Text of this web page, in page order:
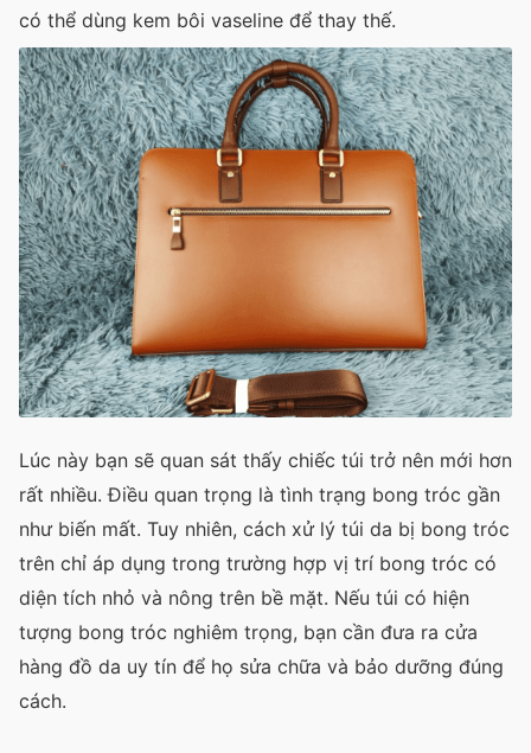
có thể dùng kem bôi vaseline để thay thế.
Lúc này bạn sẽ quan sát thấy chiếc túi trở nên mới hơn
rất nhiều. Điều quan trọng là tình trạng bong tróc gần
như biến mất. Tuy nhiên, cách xử lý túi da bị bong tróc
trên chỉ áp dụng trong trường hợp vị trí bong tróc có
diện tích nhỏ và nông trên bề mặt. Nếu túi có hiện
tượng bong tróc nghiêm trọng, bạn cần đưa ra cửa
hàng đồ da uy tín để họ sửa chữa và bảo dưỡng đúng
cách.